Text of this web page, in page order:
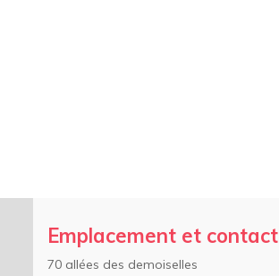
Emplacement et contact
70 allées des demoiselles